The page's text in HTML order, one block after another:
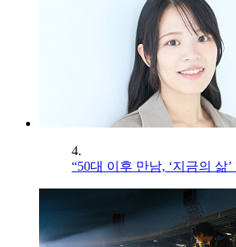
4.
“50대 이후 만남, ‘지금의 삶